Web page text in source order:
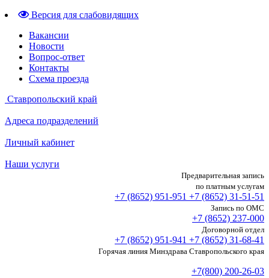
Версия для слабовидящих
Вакансии
Новости
Вопрос-ответ
Контакты
Схема проезда
Ставропольский край
Адреса подразделений
Личный кабинет
Наши услуги
Предварительная запись
по платным услугам
+7 (8652) 951-951 +7 (8652) 31-51-51
Запись по ОМС
+7 (8652) 237-000
Договорной отдел
+7 (8652) 951-941 +7 (8652) 31-68-41
Горячая линия Минздрава Ставропольского края
+7(800) 200-26-03